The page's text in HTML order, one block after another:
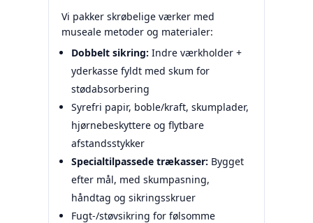
Vi pakker skrøbelige værker med
museale metoder og materialer:
Dobbelt sikring: Indre værkholder +
yderkasse fyldt med skum for
stødabsorbering
Syrefri papir, boble/kraft, skumplader,
hjørnebeskyttere og flytbare
afstandsstykker
Specialtilpassede trækasser: Bygget
efter mål, med skumpasning,
håndtag og sikringsskruer
Fugt-/støvsikring for følsomme